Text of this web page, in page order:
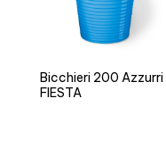
Bicchieri 200 Azzurri
FIESTA